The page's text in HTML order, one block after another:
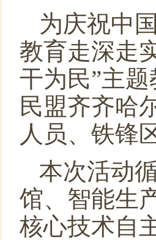
为庆祝中
教育走深走
干为民”主
民盟齐齐哈
人员、铁锋
本次活动
馆、智能生
核心技术自